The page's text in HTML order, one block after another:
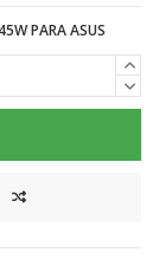
PARA ASUS